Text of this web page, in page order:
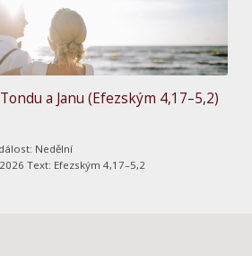
a Janu (Efezským 4,17–5,2)
Nedělní
Text: Efezským 4,17–5,2